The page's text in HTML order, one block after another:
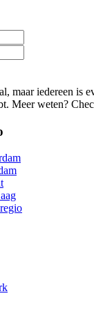
maar iedereen is
Meer weten?